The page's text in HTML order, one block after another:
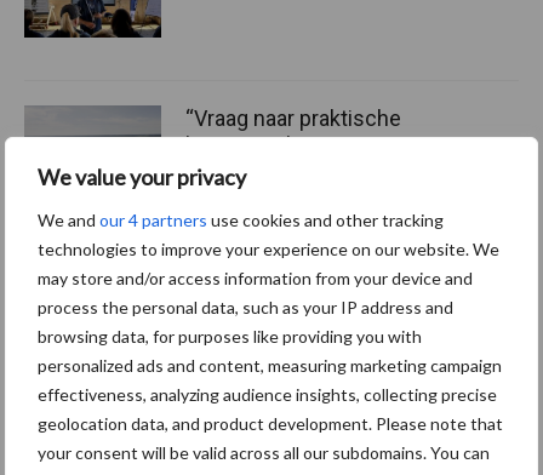
We value your privacy
We and our 4 partners use cookies and other tracking
technologies to improve your experience on our website. We
may store and/or access information from your device and
process the personal data, such as your IP address and
browsing data, for purposes like providing you with
personalized ads and content, measuring marketing campaign
effectiveness, analyzing audience insights, collecting precise
geolocation data, and product development. Please note that
your consent will be valid across all our subdomains. You can
Primaire
Sidebar
Recent nieuws Partner nieuws
6 aug
BoviMove zorgt voor eenvoudige,
sluitende en betrouwbare
traceerbaarheid van
“Vraag naar praktische
hygieneoplossingen is in
Polen groter dan ooit”